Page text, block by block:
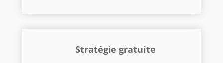
Stratégie gratuite